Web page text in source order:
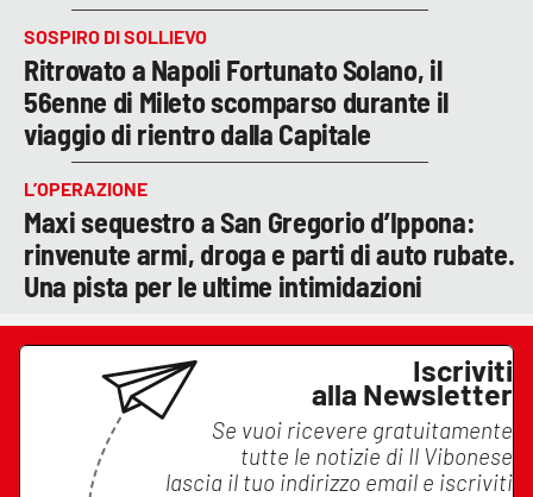
SOSPIRO DI SOLLIEVO
Ritrovato a Napoli Fortunato Solano, il
56enne di Mileto scomparso durante il
viaggio di rientro dalla Capitale
L’OPERAZIONE
Maxi sequestro a San Gregorio d’Ippona:
rinvenute armi, droga e parti di auto rubate.
Una pista per le ultime intimidazioni
Iscriviti
alla Newsletter
Se vuoi ricevere gratuitamente
tutte le notizie di Il Vibonese
lascia il tuo indirizzo email e iscriviti